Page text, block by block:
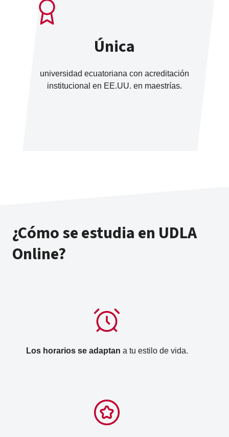
Única
universidad ecuatoriana con acreditación
institucional en EE.UU. en maestrías.
¿Cómo se estudia en UDLA
Online?
Los horarios se adaptan a tu estilo de vida.